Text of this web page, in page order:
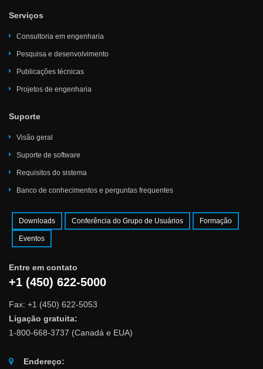
Serviços
Consultoria em engenharia
Pesquisa e desenvolvimento
Publicações técnicas
Projetos de engenharia
Suporte
Visão geral
Suporte de software
Requisitos do sistema
Banco de conhecimentos e perguntas frequentes
Downloads Conferência do Grupo de Usuários Formação
Eventos
Entre em contato
+1 (450) 622-5000
Fax: +1 (450) 622-5053
Ligação gratuita:
1-800-668-3737 (Canadá e EUA)
Endereço: